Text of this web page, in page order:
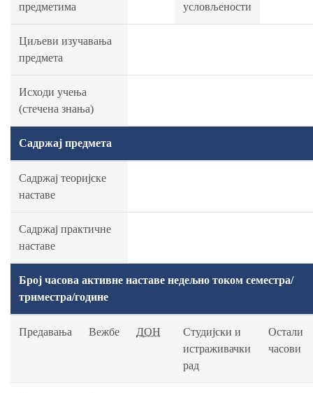
предметима
условљености
Циљеви изучавања
предмета
Исходи учења
(стечена знања)
Садржај предмета
Садржај теоријске
наставе
Садржај практичне
наставе
Број часова активне наставе недељно током семестра/
триместра/године
Предавања Вежбе ДОН
Студијски и
истраживачки
рад
Остали
часови